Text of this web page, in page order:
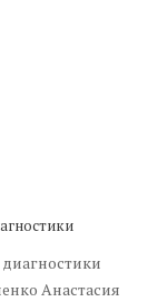
Анастасия